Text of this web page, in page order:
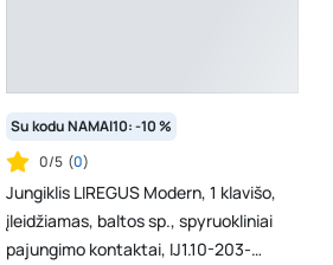
Su kodu NAMAI10: -10 %
0/5 (0)
Jungiklis LIREGUS Modern, 1 klavišo,
įleidžiamas, baltos sp., spyruokliniai
pajungimo kontaktai, IJ1.10-203-